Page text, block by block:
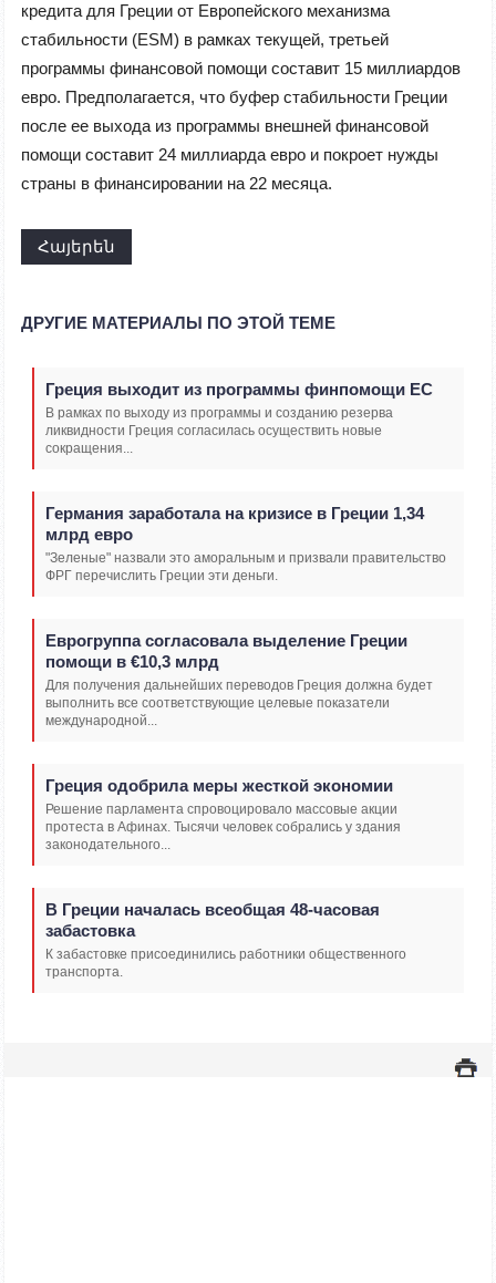
кредита для Греции от Европейского механизма
стабильности (ESM) в рамках текущей, третьей
программы финансовой помощи составит 15 миллиардов
евро. Предполагается, что буфер стабильности Греции
после ее выхода из программы внешней финансовой
помощи составит 24 миллиарда евро и покроет нужды
страны в финансировании на 22 месяца.
Հայերեն
ДРУГИЕ МАТЕРИАЛЫ ПО ЭТОЙ ТЕМЕ
Греция выходит из программы финпомощи ЕС
В рамках по выходу из программы и созданию резерва
ликвидности Греция согласилась осуществить новые
сокращения...
Германия заработала на кризисе в Греции 1,34
млрд евро
"Зеленые" назвали это аморальным и призвали правительство
ФРГ перечислить Греции эти деньги.
Еврогруппа согласовала выделение Греции
помощи в €10,3 млрд
Для получения дальнейших переводов Греция должна будет
выполнить все соответствующие целевые показатели
международной...
Греция одобрила меры жесткой экономии
Решение парламента спровоцировало массовые акции
протеста в Афинах. Тысячи человек собрались у здания
законодательного...
В Греции началась всеобщая 48-часовая
забастовка
К забастовке присоединились работники общественного
транспорта.